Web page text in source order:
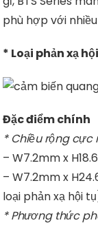
phù hợp với
* Loại phản xạ
Đặc điểm chính
* Chiều rộng cực
– W7.2mm x
– W7.2mm x
loại phản xạ hội
* Phương thức